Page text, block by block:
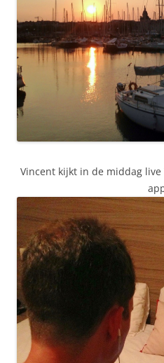
Vincent kijkt in de middag live